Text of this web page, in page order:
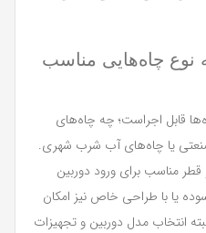
نوع چاه‌هایی مناسب
قابل اجراست؛ چه چاه‌های
یا چاه‌های آب شرب شهری.
مناسب برای ورود دوربین
یا با طراحی خاص نیز امکان
انتخاب مدل دوربین و تجهیزات